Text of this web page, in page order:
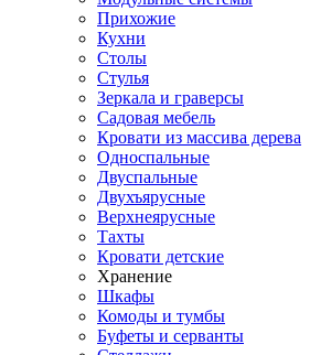
Прихожие
Кухни
Столы
Стулья
Зеркала и граверсы
Садовая мебель
Кровати из массива дерева
Односпальные
Двуспальные
Двухъярусные
Верхнеярусные
Тахты
Кровати детские
Хранение
Шкафы
Комоды и тумбы
Буфеты и серванты